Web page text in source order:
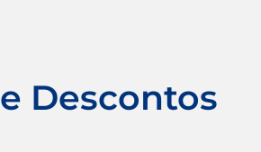
Descontos